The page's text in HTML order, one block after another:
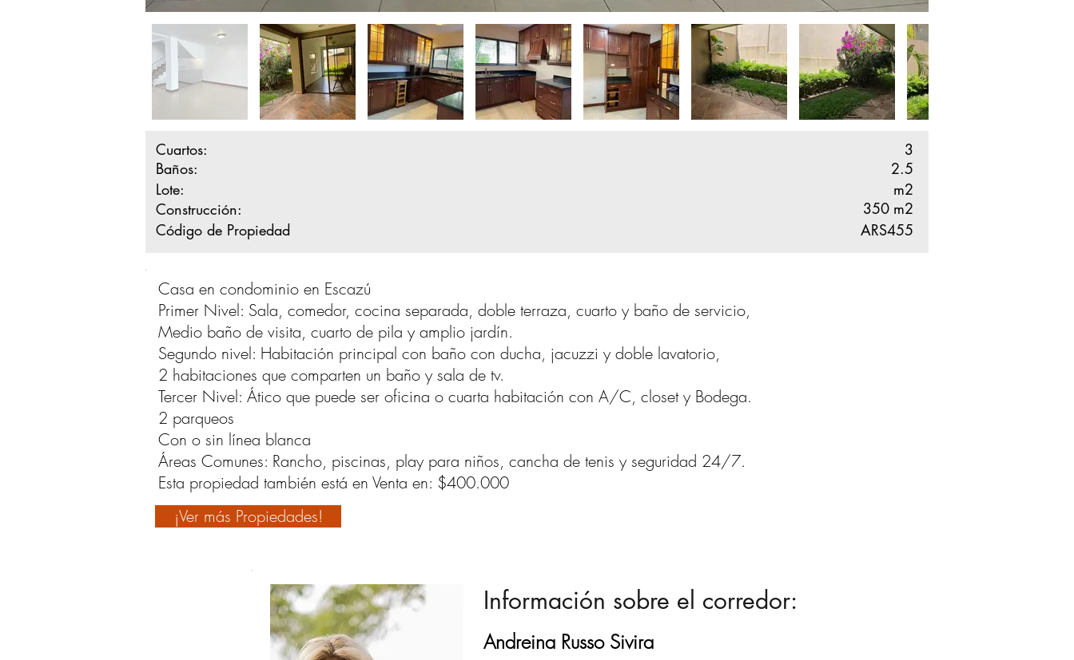
Casa en condominio en Escazú
Primer Nivel: Sala, comedor, cocina separada, doble terraza, cuarto y baño de servicio,
Medio baño de visita, cuarto de pila y amplio jardín.
Segundo nivel: Habitación principal con baño con ducha, jacuzzi y doble lavatorio,
2 habitaciones que comparten un baño y sala de tv.
Tercer Nivel: Ático que puede ser oficina o cuarta habitación con A/C, closet y Bodega.
2 parqueos
Con o sin línea blanca
Áreas Comunes: Rancho, piscinas, play para niños, cancha de tenis y seguridad 24/7.
Esta propiedad también está en Venta en: $400.000
¡Ver más Propiedades!
Cuartos:
Baños:
Lote:
Construcción:
Código de Propiedad
3
2.5
350
m2
m2
ARS455
Información sobre el corredor:
Andreina Russo Sivira